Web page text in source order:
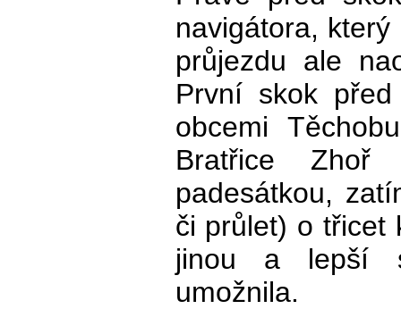
navigátora,
průjezdu ale
První skok
obcemi
Bratřice Zhoř
padesátkou,
či průlet) o třicet
jinou a lepší
umožnila.